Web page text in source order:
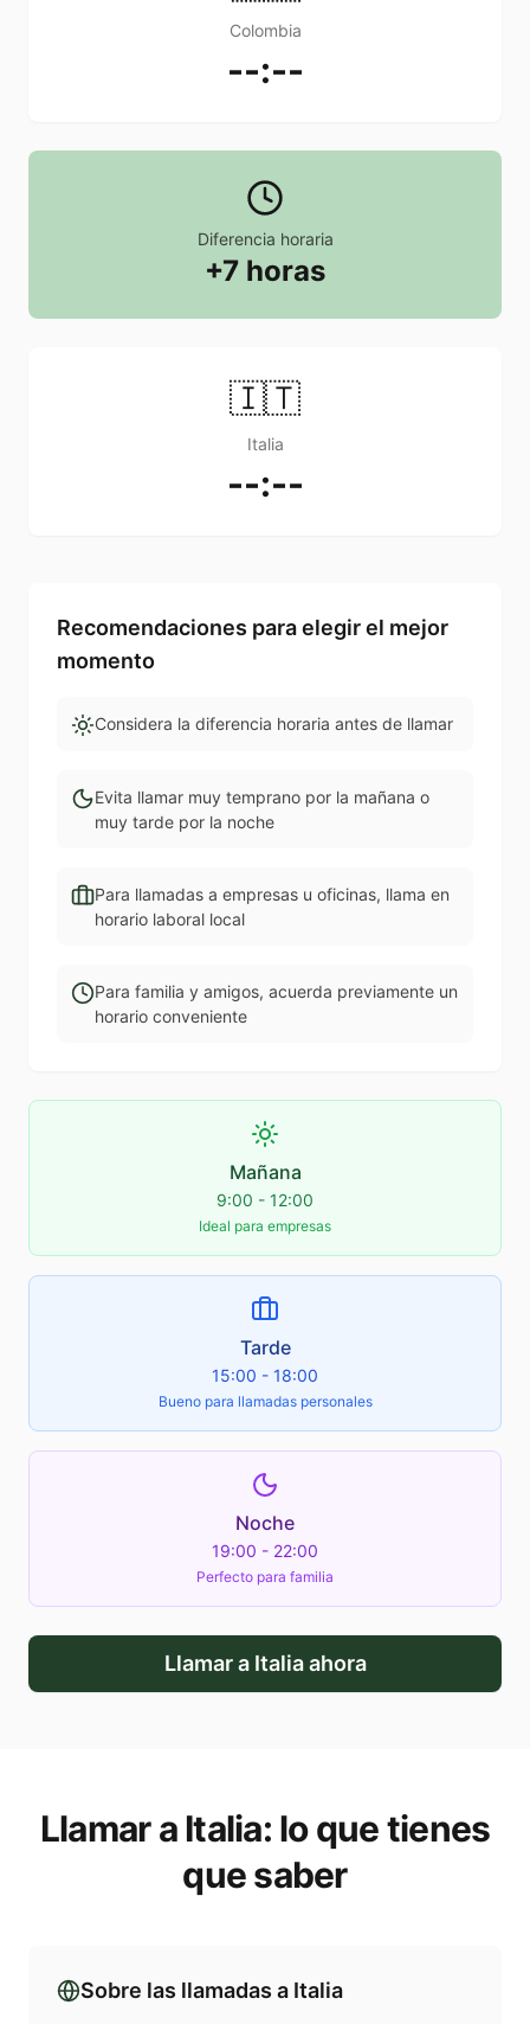
Colombia
--:--
Diferencia horaria
+7 horas
🇮🇹
Italia
--:--
Recomendaciones para elegir el mejor
momento
Considera la diferencia horaria antes de llamar
Evita llamar muy temprano por la mañana o
muy tarde por la noche
Para llamadas a empresas u oficinas, llama en
horario laboral local
Para familia y amigos, acuerda previamente un
horario conveniente
Mañana
9:00 - 12:00
Ideal para empresas
Tarde
15:00 - 18:00
Bueno para llamadas personales
Noche
19:00 - 22:00
Perfecto para familia
Llamar a Italiaahora
Llamar aItalia: lo que tienes
que saber
Sobre las llamadas a Italia